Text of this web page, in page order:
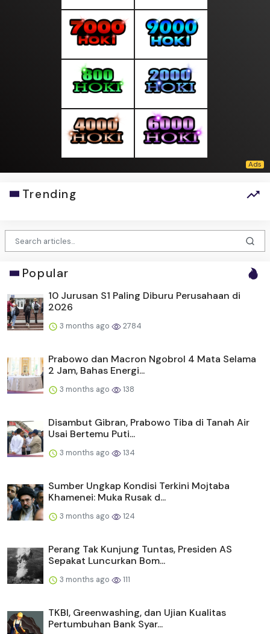
Trending
Popular
10 Jurusan S1 Paling Diburu Perusahaan di
2026
3 months ago 2784
Prabowo dan Macron Ngobrol 4 Mata Selama
2 Jam, Bahas Energi...
3 months ago 138
Disambut Gibran, Prabowo Tiba di Tanah Air
Usai Bertemu Puti...
3 months ago 134
Sumber Ungkap Kondisi Terkini Mojtaba
Khamenei: Muka Rusak d...
3 months ago 124
Perang Tak Kunjung Tuntas, Presiden AS
Sepakat Luncurkan Bom...
3 months ago 111
TKBI, Greenwashing, dan Ujian Kualitas
Pertumbuhan Bank Syar...